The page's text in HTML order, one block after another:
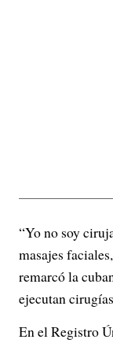
“Yo no soy
masajes
remarcó la
ejecutan
En el Registro